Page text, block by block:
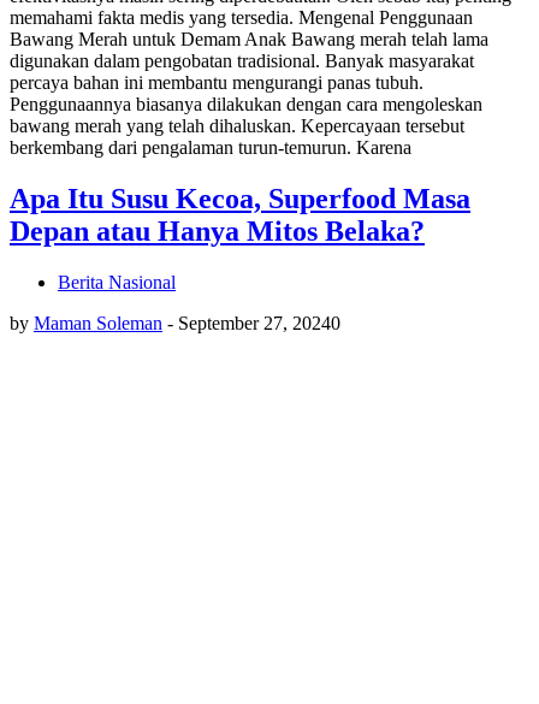
memahami fakta medis yang tersedia. Mengenal Penggunaan
Bawang Merah untuk Demam Anak Bawang merah telah lama
digunakan dalam pengobatan tradisional. Banyak masyarakat
percaya bahan ini membantu mengurangi panas tubuh.
Penggunaannya biasanya dilakukan dengan cara mengoleskan
bawang merah yang telah dihaluskan. Kepercayaan tersebut
berkembang dari pengalaman turun-temurun. Karena
Apa Itu Susu Kecoa, Superfood Masa
Depan atau Hanya Mitos Belaka?
Berita Nasional
by Maman Soleman - September 27, 20240